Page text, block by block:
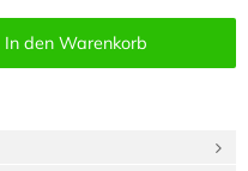
In den Warenkorb